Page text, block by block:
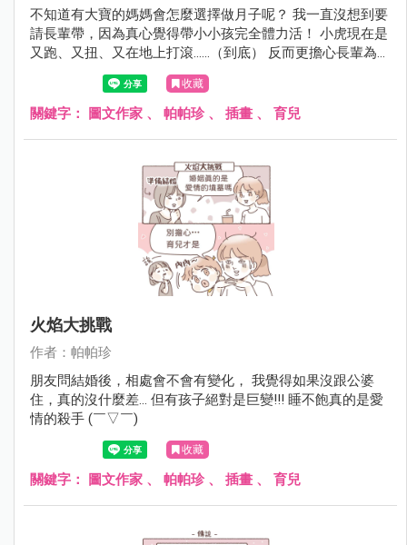
不知道有大寶的媽媽會怎麼選擇做月子呢？ 我一直沒想到要
請長輩帶，因為真心覺得帶小小孩完全體力活！ 小虎現在是
又跑、又扭、又在地上打滾......（到底） 反而更擔心長輩為了
追小孩、抱小孩扭到腰還是跌倒之類～
收藏
關鍵字： 圖文作家 、 帕帕珍、 插畫 、 育兒
火焰大挑戰
作者：帕帕珍
朋友問結婚後，相處會不會有變化， 我覺得如果沒跟公婆
住，真的沒什麼差... 但有孩子絕對是巨變!!! 睡不飽真的是愛
情的殺手 (￣▽￣)
收藏
關鍵字： 圖文作家 、 帕帕珍、 插畫 、 育兒